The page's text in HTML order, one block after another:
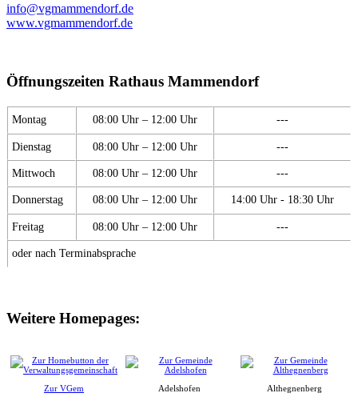
info@vgmammendorf.de
www.vgmammendorf.de
Öffnungszeiten Rathaus Mammendorf
Montag 08:00 Uhr – 12:00 Uhr ---
Dienstag 08:00 Uhr – 12:00 Uhr ---
Mittwoch 08:00 Uhr – 12:00 Uhr ---
Donnerstag 08:00 Uhr – 12:00 Uhr 14:00 Uhr - 18:30 Uhr
Freitag 08:00 Uhr – 12:00 Uhr ---
oder nach Terminabsprache
Weitere Homepages:
Zur VGem Adelshofen Althegnenberg